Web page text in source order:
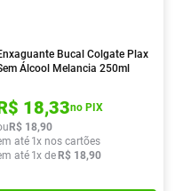
Bucal Colgate Plax
Álcool Melancia 250ml
18,33no PIX
R$ 18,90
até 1x nos cartões
até 1x deR$ 18,90